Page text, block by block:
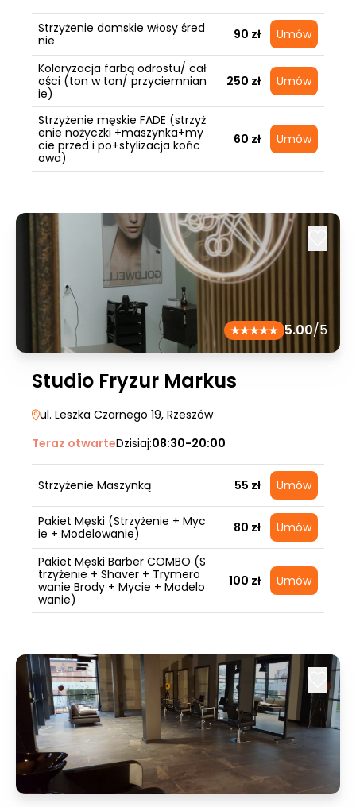
Strzyżenie damskie włosy śred
nie
90 zł Umów
Koloryzacja farbą odrostu/ cał
ości (ton w ton/ przyciemnian
ie)
250 zł Umów
Strzyżenie męskie FADE (strzyż
enie nożyczki +maszynka+my
cie przed i po+stylizacja końc
owa)
60 zł Umów
5.00/5
Studio Fryzur Markus
ul. Leszka Czarnego 19, Rzeszów
Teraz otwarteDzisiaj:08:30-20:00
Strzyżenie Maszynką 55 zł Umów
Pakiet Męski (Strzyżenie + Myc
ie + Modelowanie)
80 zł Umów
Pakiet Męski Barber COMBO (S
trzyżenie + Shaver + Trymero
wanie Brody + Mycie + Modelo
wanie)
100 zł Umów